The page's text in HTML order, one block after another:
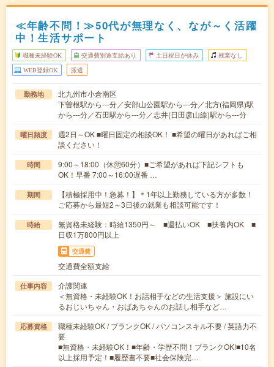
≪年齢不問！≫50代が無理なく、なが～く活躍
中！生活サポート
職種未経験OK 交通費別途支給あり 土日祝日が休み 残業なし
WEB登録OK 派遣
勤務地
北九州市小倉南区
下曽根駅から---分／安部山公園駅から---分／北方(福岡県)駅
から---分／石田駅から---分／志井(日田彦山線)駅から---分
曜日頻度
週2日～OK ■曜日固定の相談OK！ ■希望の曜日があればご相
談ください！
時間
9:00～18:00（休憩60分）■ご希望があれば下記シフトも
OK！早番 7:00～16:00遅番 …
期間
【積極採用中！急募！】＊1年以上勤務している方が多数！
ご応募から最短2～3日後の就業も相談可能です！
時給
無資格未経験：時給1350円～ ■週払いOK ■扶養内OK ■
日収1万800円以上
交通費
交通費全額支給
仕事内容
介護関連
＜無資格・未経験OK！お話相手などの生活支援＞ 施設にい
るおじいちゃん・おばあちゃんのお話し相手など…
応募資格
職種未経験OK / ブランクOK / パソコンスキル不要 / 英語力不
要
■無資格・未経験OK！■年齢・学歴不問！ブランクOK!■10名
以上採用予定！■履歴書不要■社会保険完…